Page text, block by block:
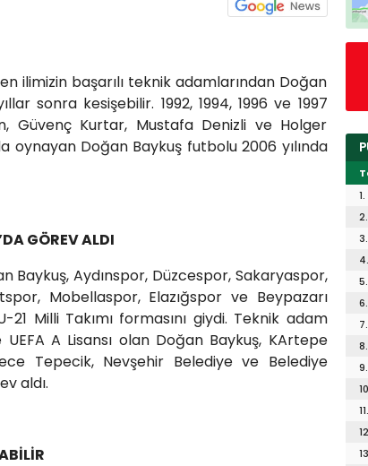
ilimizin başarılı teknik adamlarından Doğan
sonra kesişebilir. 1992, 1994, 1996 ve 1997
Güvenç Kurtar, Mustafa Denizli ve Holger
oynayan Doğan Baykuş futbolu 2006 yılında
GÖREV ALDI
Baykuş, Aydınspor, Düzcespor, Sakaryaspor,
Mobellaspor, Elazığspor ve Beypazarı
Milli Takımı formasını giydi. Teknik adam
A Lisansı olan Doğan Baykuş, KArtepe
Tepecik, Nevşehir Belediye ve Belediye
aldı.
1.
2.
3.
4.
5.
6.
7.
8.
9.
11.